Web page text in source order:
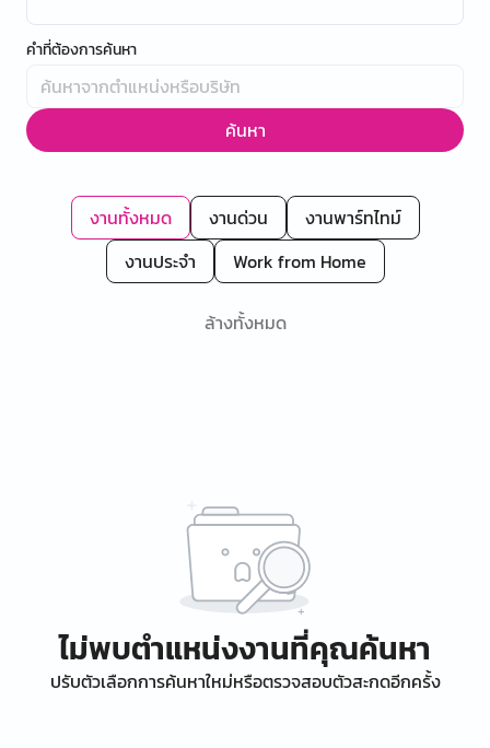
คำที่ต้องการค้นหา
ค้นหา
งานทั้งหมด งานด่วน
งานพาร์ทไทม์
งานประจำ
Work from Home
ล้างทั้งหมด
ไม่พบตำแหน่งงานที่คุณค้นหา
ปรับตัวเลือกการค้นหาใหม่หรือตรวจสอบตัวสะกดอีกครั้ง